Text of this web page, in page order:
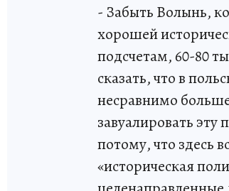
- Забыть Волынь,
хорошей
подсчетам, 60-80
сказать, что в
несравнимо
завуалировать
потому, что здесь
«историческая